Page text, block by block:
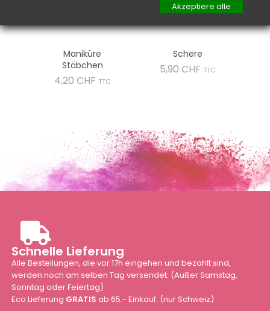
Maniküre
Stäbchen
4,20 CHF Preis
TTC
Schere
5,90 CHF Preis
TTC
Schnelle Lieferung
Alle Bestellungen, die vor 17h eingehen und bezahlt sind,
werden noch am selben Tag versendet. (Außer Samstag,
Sonntag oder Feiertag)
Eco Lieferung GRATIS ab 65.- Einkauf. (nur Schweiz)
Akzeptiere alle